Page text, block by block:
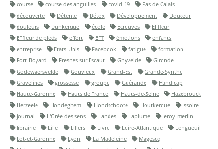
course
course des anguilles covid-19
Pas de Calais
découverte
Détente Détox Développement
Douceur
douleurs
Dunkerque école Ecrouves
EFfleur
EFfleur de pieds
effort EFT émotions
enfants
entreprise
Etats-Unis Facebook fatigue
formation
Fort-Boyard
Fresnes sur Escaut Ghyvelde
Gironde
Godewaersvelde
Gouvieux Grand-Est
Grande-Synthe
Gravelines
grossesse groupe Guérande
Handicap
Haute-Garonne
Hauts de France Hauts-de-Seine
Hazebrouck
Herzeele
Hondeghem Hondschoote Houtkerque
Issoire
journal
L'Orée des sens Landes Laplume
leroy-merlin
librairie
Lille Lillers Livre Loire-Atlantique
Longueuil
Lot-et-Garonne
Lyon La Madeleine
Magescq